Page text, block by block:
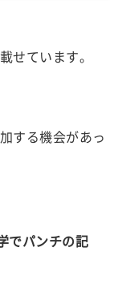
せています。
する機会があっ
でパンチの記